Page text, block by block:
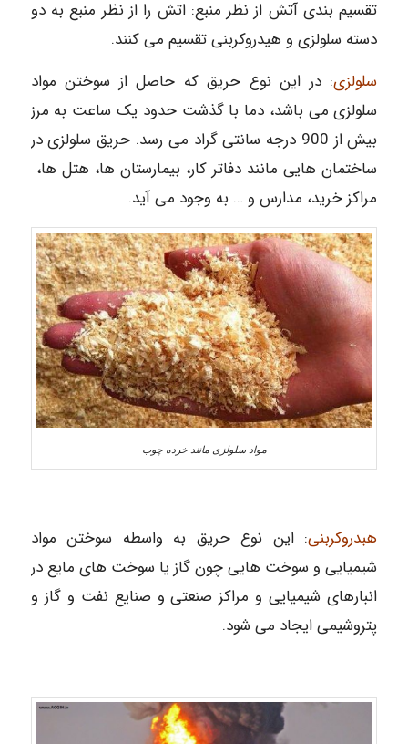
تقسیم بندی آتش از نظر منبع: اتش را از نظر منبع به دو
دسته سلولزی و هیدروکربنی تقسیم می کنند.
سلولزی: در این نوع حریق که حاصل از سوختن مواد
سلولزی می باشد، دما با گذشت حدود یک ساعت به مرز
بیش از 900 درجه سانتی گراد می رسد. حریق سلولزی در
ساختمان هایی مانند دفاتر کار، بیمارستان ها، هتل ها،
مراکز خرید، مدارس و … به وجود می آید.
مواد سلولزی مانند خرده چوب
هبدروکربنی: این نوع حریق به واسطه سوختن مواد
شیمیایی و سوخت هایی چون گاز یا سوخت های مایع در
انبارهای شیمیایی و مراکز صنعتی و صنایع نفت و گاز و
پتروشیمی ایجاد می شود.